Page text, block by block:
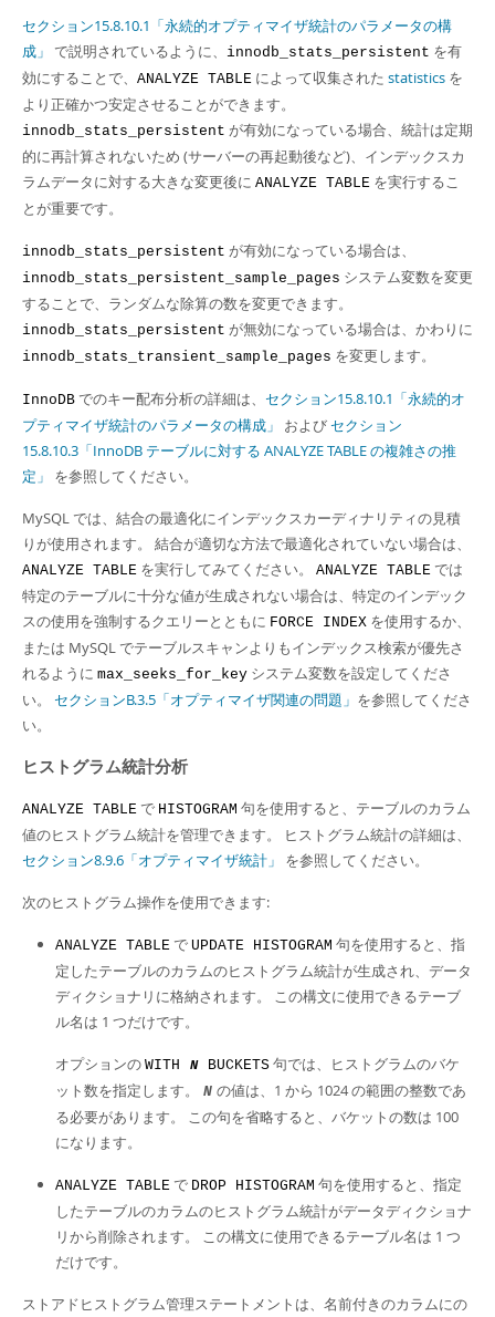
セクション15.8.10.1「永続的オプティマイザ統計のパラメータの構
成」 で説明されているように、 innodb_stats_persistent を有
効にすることで、 ANALYZE TABLE によって収集された statistics を
より正確かつ安定させることができます。
innodb_stats_persistent が有効になっている場合、統計は定期
的に再計算されないため (サーバーの再起動後など)、インデックスカ
ラムデータに対する大きな変更後に ANALYZE TABLE を実行するこ
とが重要です。
innodb_stats_persistent が有効になっている場合は、
innodb_stats_persistent_sample_pages システム変数を変更
することで、ランダムな除算の数を変更できます。
innodb_stats_persistent が無効になっている場合は、かわりに
innodb_stats_transient_sample_pages を変更します。
InnoDB でのキー配布分析の詳細は、 セクション15.8.10.1「永続的オ
プティマイザ統計のパラメータの構成」
および セクション
15.8.10.3「InnoDB テーブルに対する ANALYZE TABLE の複雑さの推
定」
を参照してください。
MySQL では、結合の最適化にインデックスカーディナリティの見積
りが使用されます。 結合が適切な方法で最適化されていない場合は、
ANALYZE TABLE を実行してみてください。 ANALYZE TABLE では
特定のテーブルに十分な値が生成されない場合は、特定のインデック
スの使用を強制するクエリーとともに FORCE INDEX を使用するか、
または MySQL でテーブルスキャンよりもインデックス検索が優先さ
れるように max_seeks_for_key システム変数を設定してくださ
い。 セクションB.3.5「オプティマイザ関連の問題」 を参照してくださ
い。
ヒストグラム統計分析
ANALYZE TABLE で HISTOGRAM 句を使用すると、テーブルのカラム
値のヒストグラム統計を管理できます。 ヒストグラム統計の詳細は、
セクション8.9.6「オプティマイザ統計」
を参照してください。
次のヒストグラム操作を使用できます:
ANALYZE TABLE で UPDATE HISTOGRAM 句を使用すると、指
定したテーブルのカラムのヒストグラム統計が生成され、データ
ディクショナリに格納されます。 この構文に使用できるテーブ
ル名は 1 つだけです。
オプションの WITH N BUCKETS 句では、ヒストグラムのバケ
ット数を指定します。
N の値は、1 から 1024 の範囲の整数であ
る必要があります。 この句を省略すると、バケットの数は 100
になります。
ANALYZE TABLE で DROP HISTOGRAM 句を使用すると、指定
したテーブルのカラムのヒストグラム統計がデータディクショナ
リから削除されます。 この構文に使用できるテーブル名は 1 つ
だけです。
ストアドヒストグラム管理ステートメントは、名前付きのカラムにの